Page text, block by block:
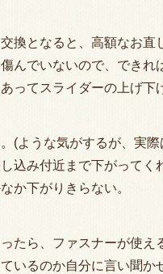
換となると、高額なお直
んでいないので、できれ
ってスライダーの上げ下
(ような気がするが、実
込み付近まで下がってく
か下がりきらない。
ったら、ファスナーが使
いるのか自分に言い聞か